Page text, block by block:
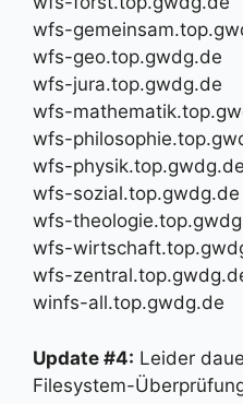
wfs-
wfs-geo.top.gwdg.de
wfs-jura.top.gwdg.de
wfs-
wfs-
wfs-physik.top.gwdg.de
wfs-sozial.top.gwdg.de
wfs-
wfs-
wfs-
winfs-all.top.gwdg.de
Update #4: Leider
Filesystem-